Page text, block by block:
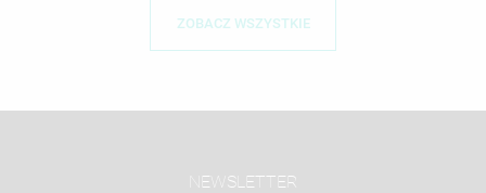
ZOBACZ WSZYSTKIE
NEWSLETTER